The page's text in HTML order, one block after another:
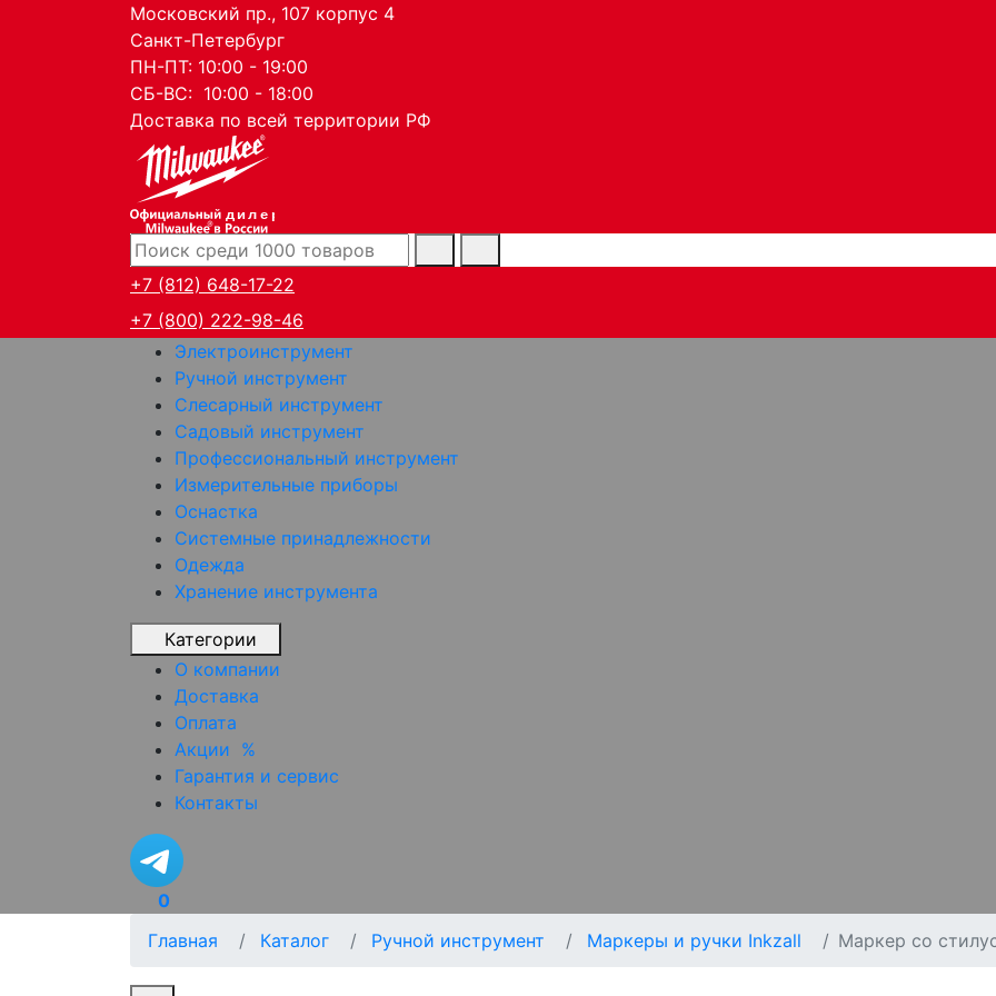
Московский пр., 107 корпус 4
Санкт-Петербург
ПН-ПТ: 10:00 - 19:00
СБ-ВС: 10:00 - 18:00
Доставка по всей территории РФ
дилер
+7 (812) 648-17-22
+7 (800) 222-98-46
Электроинструмент
Ручной инструмент
Слесарный инструмент
Садовый инструмент
Профессиональный инструмент
Измерительные приборы
Оснастка
Системные принадлежности
Одежда
Хранение инструмента
Категории
О компании
Доставка
Оплата
Акции %
Гарантия и сервис
Контакты
0
Главная
Каталог Ручной инструмент Маркеры и ручки Inkzall Маркер со